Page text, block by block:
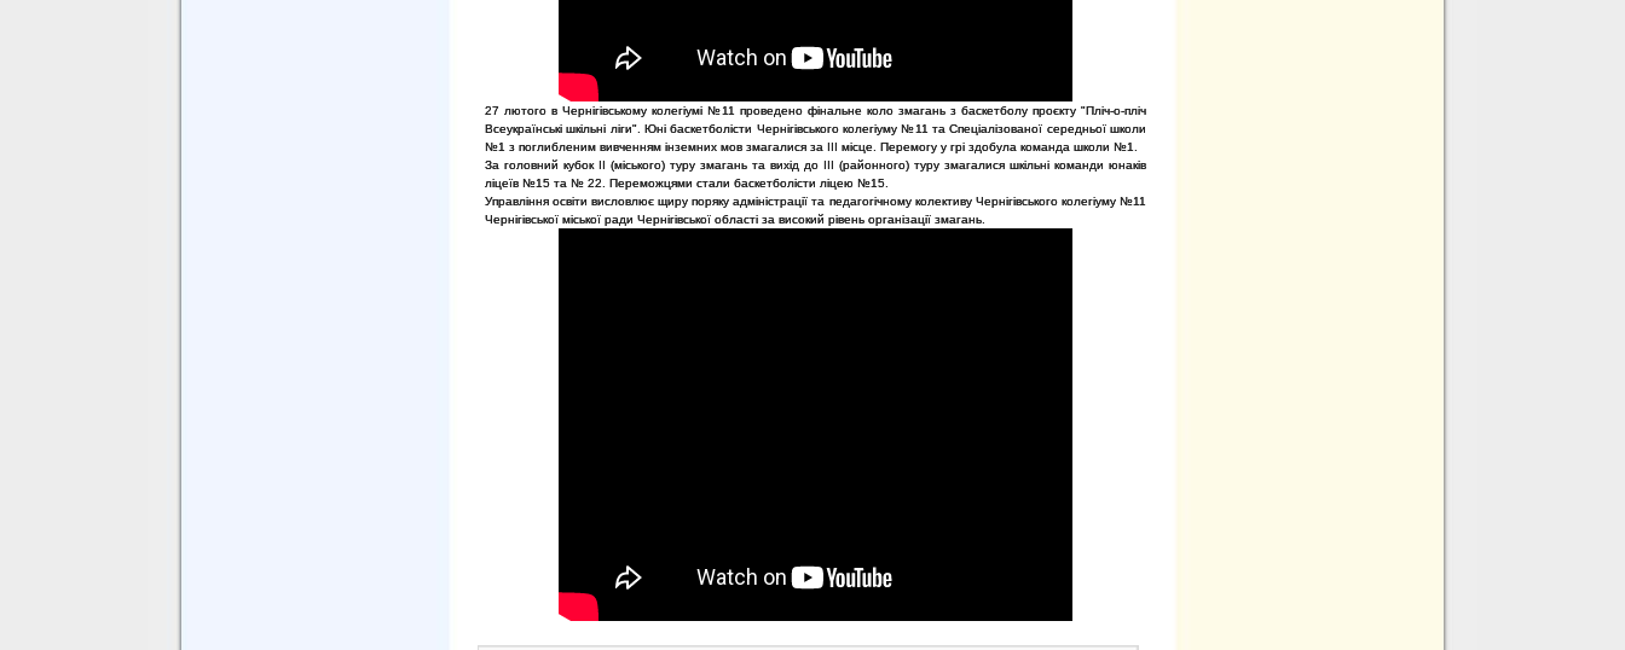
27 лютого в Чернігівському колегіумі №11 проведено фінальне коло змагань з баскетболу проєкту "Пліч-о-пліч
Всеукраїнські шкільні ліги". Юні баскетболісти Чернігівського колегіуму №11 та Спеціалізованої середньої школи
№1 з поглибленим вивченням інземних мов змагалися за ІІІ місце. Перемогу у грі здобула команда школи №1.
За головний кубок ІІ (міського) туру змагань та вихід до ІІІ (районного) туру змагалися шкільні команди юнаків
ліцеїв №15 та № 22. Переможцями стали баскетболісти ліцею №15.
Управління освіти висловлює щиру поряку адміністрації та педагогічному колективу Чернігівського колегіуму №11
Чернігівської міської ради Чернігівської області за високий рівень організації змагань.